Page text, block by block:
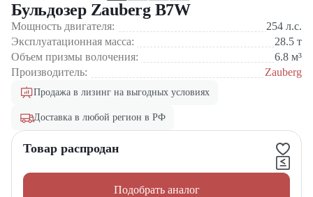
Бульдозер Zauberg B7W
Мощность двигателя: 254 л.с.
Эксплуатационная масса:
28.5 т
Объем призмы волочения:
6.8 м³
Производитель:
Zauberg
Продажа в лизинг на выгодных условиях
Доставка в любой регион в РФ
Товар распродан
Подобрать аналог